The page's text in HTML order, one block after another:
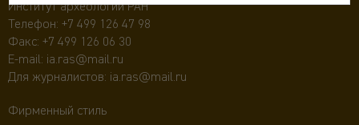
Институт археологии РАН
Телефон: +7 499 126 47 98
Факс: +7 499 126 06 30
E-mail: ia.ras@mail.ru
Для журналистов: ia.ras@mail.ru
Фирменный стиль